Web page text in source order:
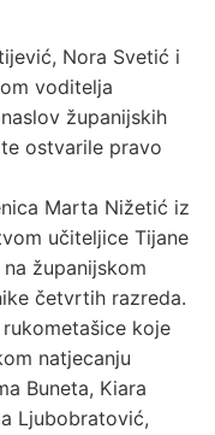
Nora Svetić i
voditelja
županijskih
ostvarile pravo
Marta Nižetić iz
učiteljice Tijane
županijskom
četvrtih razreda.
koje
natjecanju
Buneta, Kiara
Ljubobratović,